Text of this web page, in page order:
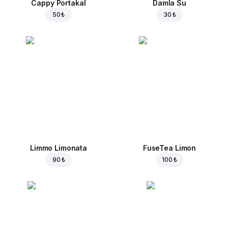
Cappy Portakal
50 ₺
Damla Su
30 ₺
Limmo Limonata
90 ₺
FuseTea Limon
100 ₺